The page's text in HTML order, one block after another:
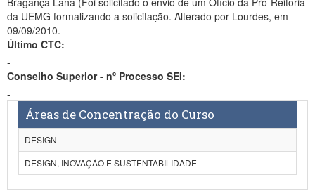
da UEMG formalizando a solicitação. Alterado por Lourdes, em
09/09/2010.
Último CTC:
-
Conselho Superior - nº Processo SEI:
-
Áreas de Concentração do Curso
DESIGN
DESIGN, INOVAÇÃO E SUSTENTABILIDADE